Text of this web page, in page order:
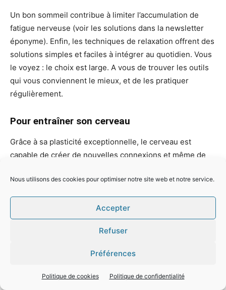
Nous utilisons des cookies pour optimiser notre site web et notre service.
Accepter
Refuser
Préférences
Politique de cookies Politique de confidentialité
Un bon sommeil contribue à limiter l’accumulation de
fatigue nerveuse (voir les solutions dans la newsletter
éponyme). Enfin, les techniques de relaxation offrent des
solutions simples et faciles à intégrer au quotidien. Vous
le voyez : le choix est large. A vous de trouver les outils
qui vous conviennent le mieux, et de les pratiquer
régulièrement.
Pour entraîner son cerveau
Grâce à sa plasticité exceptionnelle, le cerveau est
capable de créer de nouvelles connexions et même de
soit suffisamment sollicité.
Plus vous disposez d’un « capital neuronal et cognitif »
important, mieux votre cerveau se protègera contre les
déséquilibres conduisant au développement de la
Alors lisez, apprenez, discutez avec vos proches,